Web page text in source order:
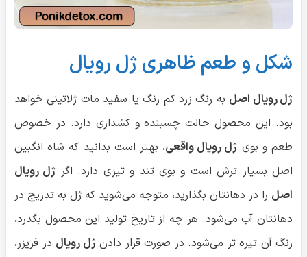
شکل و طعم ظاهری ژل رویال
ژل رویال اصل به رنگ زرد کم رنگ یا سفید مات ژلاتینی خواهد
بود. این محصول حالت چسبنده و کشداری دارد. در خصوص
طعم و بوی ژل رویال واقعی، بهتر است بدانید که شاه انگبین
اصل بسیار ترش است و بوی تند و تیزی دارد. اگر ژل رویال
اصل را در دهانتان بگذارید، متوجه می‌شوید که ژل به تدریج در
دهانتان آب می‌شود. هر چه از تاریخ تولید این محصول بگذرد،
رنگ آن تیره تر می‌‌شود. در صورت قرار دادنژل رویال در فریزر،